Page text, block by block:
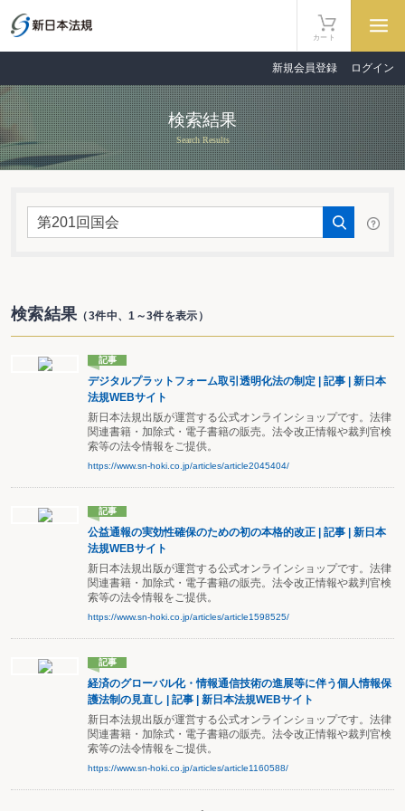
カート
新規会員登録 ログイン
検索結果
Search Results
検索結果（3件中、1～3件を表示）
記事
デジタルプラットフォーム取引透明化法の制定 | 記事 | 新日本
法規WEBサイト
新日本法規出版が運営する公式オンラインショップです。法律
関連書籍・加除式・電子書籍の販売。法令改正情報や裁判官検
索等の法令情報をご提供。
https://www.sn-hoki.co.jp/articles/article2045404/
記事
公益通報の実効性確保のための初の本格的改正 | 記事 | 新日本
法規WEBサイト
新日本法規出版が運営する公式オンラインショップです。法律
関連書籍・加除式・電子書籍の販売。法令改正情報や裁判官検
索等の法令情報をご提供。
https://www.sn-hoki.co.jp/articles/article1598525/
記事
経済のグローバル化・情報通信技術の進展等に伴う個人情報保
護法制の見直し | 記事 | 新日本法規WEBサイト
新日本法規出版が運営する公式オンラインショップです。法律
関連書籍・加除式・電子書籍の販売。法令改正情報や裁判官検
索等の法令情報をご提供。
https://www.sn-hoki.co.jp/articles/article1160588/